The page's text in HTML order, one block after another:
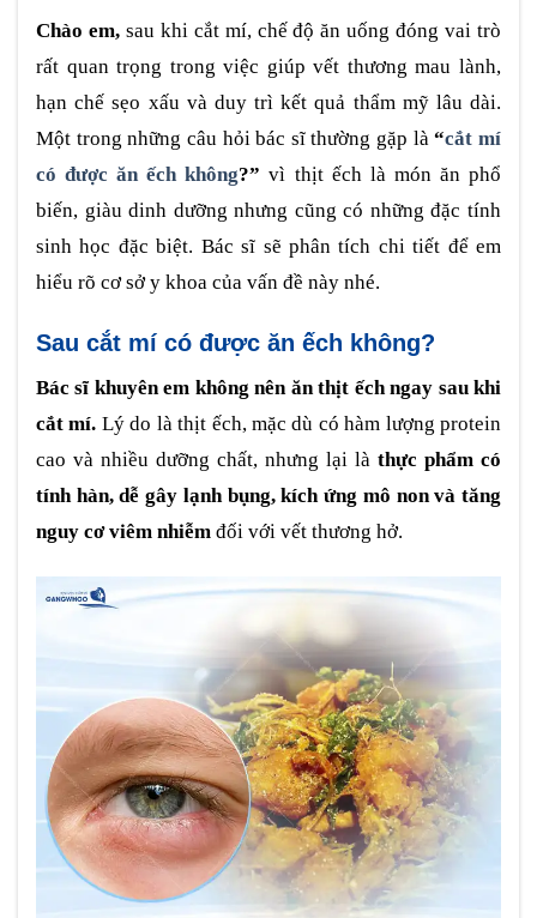
Chào em, sau khi cắt mí, chế độ ăn uống đóng vai trò
rất quan trọng trong việc giúp vết thương mau lành,
hạn chế sẹo xấu và duy trì kết quả thẩm mỹ lâu dài.
Một trong những câu hỏi bác sĩ thường gặp là“cắt mí
có được ăn ếch không?” vì thịt ếch là món ăn phổ
biến, giàu dinh dưỡng nhưng cũng có những đặc tính
sinh học đặc biệt. Bác sĩ sẽ phân tích chi tiết để em
hiểu rõ cơ sở y khoa của vấn đề này nhé.
Sau cắt mí có được ăn ếch không?
Bác sĩ khuyên em không nên ăn thịt ếch ngay sau khi
cắt mí. Lý do là thịt ếch, mặc dù có hàm lượng protein
cao và nhiều dưỡng chất, nhưng lại là thực phẩm có
tính hàn, dễ gây lạnh bụng, kích ứng mô non và tăng
nguy cơ viêm nhiễm đối với vết thương hở.